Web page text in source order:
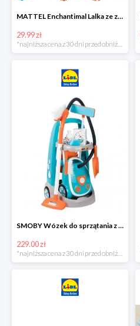
MATTEL Enchantimal Lalka ze zwierzątkiem
29.99 zł
*najniższa cena z 30 dni przed obniżką
SMOBY Wózek do sprzątania z odkurzaczem
229.00 zł